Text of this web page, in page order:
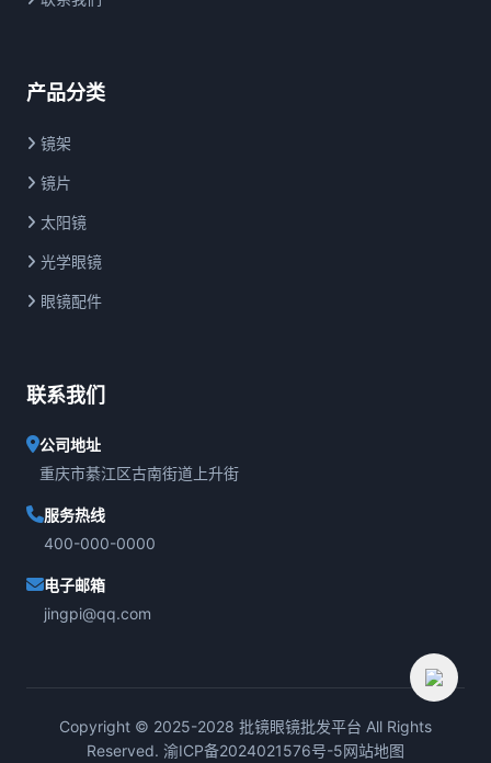
产品分类
镜架
镜片
太阳镜
光学眼镜
眼镜配件
联系我们
公司地址
重庆市綦江区古南街道上升街
服务热线
400-000-0000
电子邮箱
jingpi@qq.com
Copyright © 2025-2028 批镜眼镜批发平台 All Rights
Reserved. 渝ICP备2024021576号-5网站地图